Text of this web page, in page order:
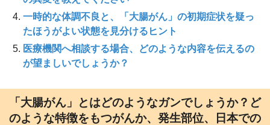
一時的な体調不良と、「大腸がん」の初期症状を疑っ
たほうがよい状態を見分けるヒント
医療機関へ相談する場合、どのような内容を伝えるの
が望ましいでしょうか？
「大腸がん」とはどのようなガンでしょうか？ど
のような特徴をもつがんか、発生部位、日本での